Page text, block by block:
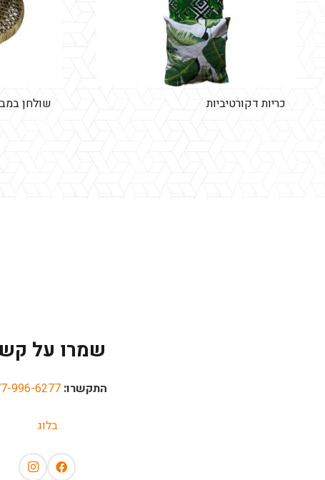
כריות דקורטיביות שולחן
שמרו על
התקשרו: 996-6277
בלוג